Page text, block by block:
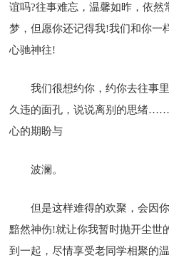
谊吗?往事难忘，温馨如昨，依然
梦，但愿你还记得我!我们和你一
心驰神往!
我们很想约你，约你去往事
久违的面孔，说说离别的思绪
心的期盼与
波澜。
但是这样难得的欢聚，会因
黯然神伤!就让你我暂时抛开尘世
到一起，尽情享受老同学相聚的